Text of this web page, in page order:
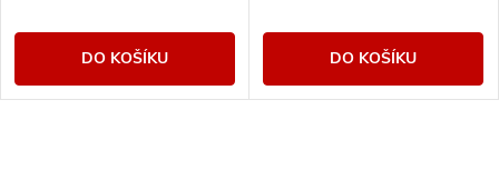
DO KOŠÍKU DO KOŠÍKU